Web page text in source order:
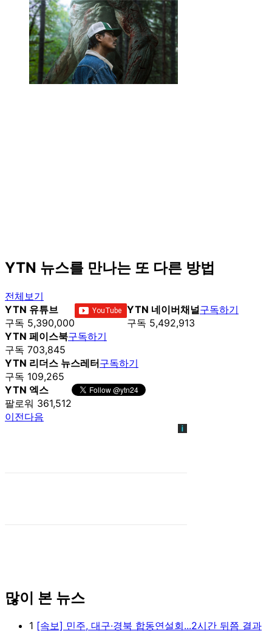
YTN 뉴스를 만나는 또 다른 방법
전체보기
YTN 유튜브
구독 5,390,000
YTN 네이버채널
구독 5,492,913
구독하기
YTN 페이스북
구독 703,845
구독하기
YTN 리더스 뉴스레터
구독 109,265
구독하기
YTN 엑스
팔로워 361,512
이전다음
많이 본 뉴스
1 [속보] 민주, 대구·경북 합동연설회...2시간 뒤쯤 결과